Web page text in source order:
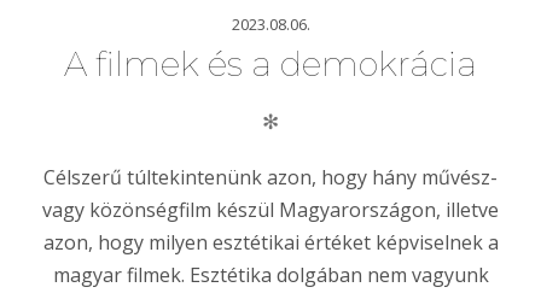
2023.08.06.
A filmek és a demokrácia
✻
Célszerű túltekintenünk azon, hogy hány művész-
vagy közönségfilm készül Magyarországon, illetve
azon, hogy milyen esztétikai értéket képviselnek a
magyar filmek. Esztétika dolgában nem vagyunk